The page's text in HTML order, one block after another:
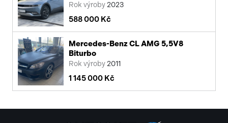
Rok výroby 2023
588 000 Kč
Mercedes-Benz CL AMG 5,5V8
Biturbo
Rok výroby 2011
1 145 000 Kč